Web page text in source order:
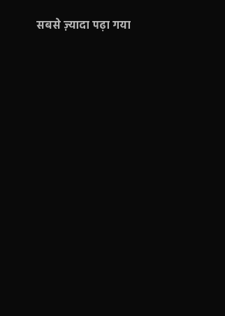
सबसे ज़्यादा पढ़ा गया